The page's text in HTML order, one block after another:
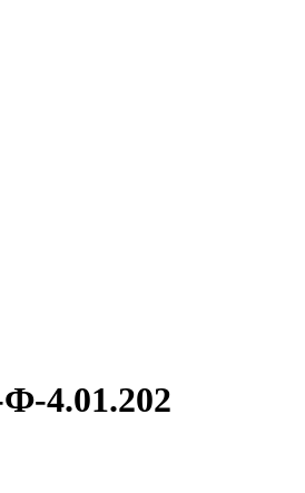
4.01.202